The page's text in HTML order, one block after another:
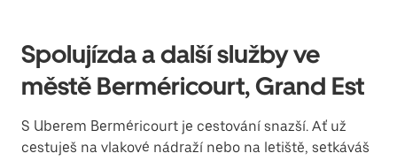
Spolujízda a další služby ve
městě Berméricourt, Grand Est
S Uberem Berméricourt je cestování snazší. Ať už
cestuješ na vlakové nádraží nebo na letiště, setkáváš